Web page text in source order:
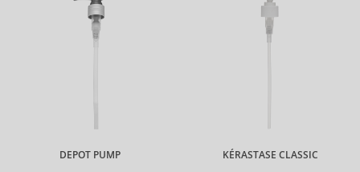
DEPOT PUMP KÉRASTASE CLASSIC